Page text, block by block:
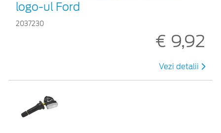
logo-ul Ford
2037230
€ 9,92
Vezi detalii